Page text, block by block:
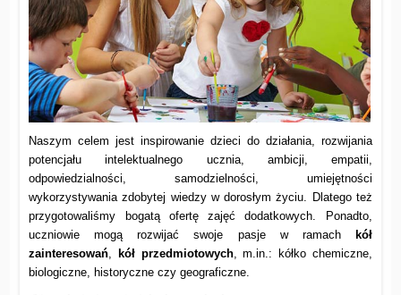
Naszym celem jest inspirowanie dzieci do działania, rozwijania
potencjału intelektualnego ucznia, ambicji, empatii,
odpowiedzialności, samodzielności, umiejętności
wykorzystywania zdobytej wiedzy w dorosłym życiu. Dlatego też
przygotowaliśmy bogatą ofertę zajęć dodatkowych. Ponadto,
uczniowie mogą rozwijać swoje pasje w ramach
kół
zainteresowań
kół przedmiotowych, m.in.: kółko chemiczne,
biologiczne, historyczne czy geograficzne.